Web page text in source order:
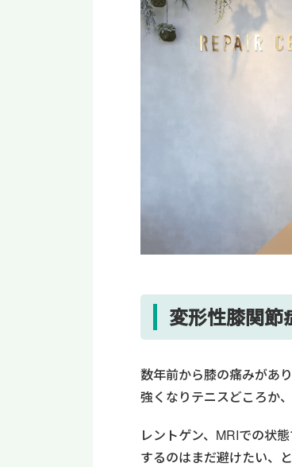
変形性膝関節
数年前から膝の痛みがあ
強くなりテニスどころか
レントゲン、MRIでの状
するのはまだ避けたい、